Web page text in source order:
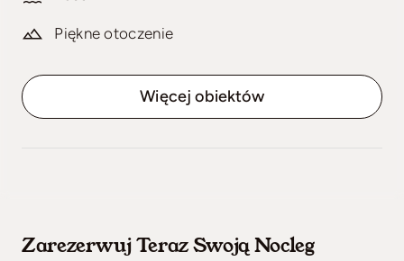
Piękne otoczenie
Więcej obiektów
Zarezerwuj Teraz Swoją Nocleg